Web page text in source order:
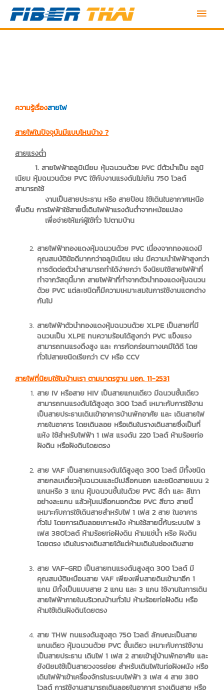
Main
ความรู้เรื่องสายไฟ
สายไฟในปัจจุบันมีแบบไหนบ้าง?
สายแรงต่ำ
1. สายไฟฟ้าอลูมิเนียม หุ้มฉนวนด้วย PVC มีตัวนำเป็น อลูมิ
เนียม หุ้มฉนวนด้วย PVC ใช้กับงานแรงดันไม่เกิน 750 โวลต์
สามารถใช้
งานเป็นสายประธาน หรือ สายป้อน ใช้เดินในอากาศเหนือ
พื้นดิน การไฟฟ้าใช้สายนี้เดินไฟฟ้าแรงดันต่ำจากหม้อแปลง
เพื่อจ่ายให้แก่ผู้ใช้ทั่ว ไปตามบ้าน
สายไฟฟ้าทองแดงหุ้มฉนวนด้วย PVC เนื่องจากทองแดงมี
คุณสมบัติข้อดีมากกว่าอลูมิเนียม เช่น มีความนำไฟฟ้าสูงกว่า
การตัดต่อตัวนำสามารถทำได้ง่ายกว่า จึงนิยมใช้สายไฟฟ้าที่
ทำจากวัสดุนี้มาก สายไฟฟ้าที่ทำจากตัวนำทองแดงหุ้มฉนวน
ด้วย PVC แต่ละชนิดก็มีความเหมาะสมในการใช้งานแตกต่าง
กันไป
สายไฟฟ้าตัวนำทองแดงหุ้มฉนวนด้วย XLPE เป็นสายที่มี
ฉนวนเป็น XLPE ทนความร้อนได้สูงกว่า PVC แข็งแรง
สามารถทนแรงดึงสูง และ การกัดกร่อนทางเคมีได้ดี โดย
ทั่วไปสายชนิดเรียกว่า CV หรือ CCV
สายไฟที่นิยมใช้ในบ้านเรา ตามมาตรฐาน มอก. 11-2531
สาย IV หรือสาย HIV เป็นสายแกนเดียว มีฉนวนชั้นเดียว
สามารถทนแรงดันได้สูงสุด 300 โวลต์ เหมาะกับการใช้งาน
เป็นสายประธานเดินเข้าอาคารบ้านพักอาศัย และ เดินสายไฟ
ภายในอาคาร โดยเดินลอย หรือเดินในรางเดินสายซึ่งเป็นที่
แห้ง ใช้สำหรับไฟฟ้า 1 เฟส แรงดัน 220 โวลต์ ห้ามร้อยท่อ
ฝังดิน หรือฝังดินโดยตรง
สาย VAF เป็นสายทนแรงดันได้สูงสุด 300 โวลต์ มีทั้งชนิด
สายกลมเดี่ยวหุ้มฉนวนและมีเปลือกนอก และชนิดสายแบน 2
แกนหรือ 3 แกน หุ้มฉนวนชั้นในด้วย PVC สีดำ และ สีเทา
อย่างละแกน แล้วหุ้มเปลือกนอกด้วย PVC สีขาว สายนี้
เหมาะกับการใช้เดินสายสำหรับไฟ 1 เฟส 2 สาย ในอาคาร
ทั่วไป โดยการเดินลอยเกาะผนัง ห้ามใช้สายนี้กับระบบไฟ 3
เฟส 380โวลต์ ห้ามร้อยท่อฝังดิน ห้ามแช่น้ำ หรือ ฝังดิน
โดยตรง เดินในรางเดินสายได้แต่ห้ามเดินในช่องเดินสาย
สาย VAF-GRD เป็นสายทนแรงดันสูงสุด 300 โวลต์ มี
คุณสมบัติเหมือนสาย VAF เพียงเพิ่มสายดินเข้ามาอีก 1
แกน มีทั้งเป็นแบบสาย 2 แกน และ 3 แกน ใช้งานในการเดิน
สายไฟฟ้าภายในบริเวณบ้านทั่วไป ห้ามร้อยท่อฝังดิน หรือ
ห้ามใช้เดินฝังดินโดยตรง
สาย THW ทนแรงดันสูงสุด 750 โวลต์ ลักษณะเป็นสาย
แกนเดียว หุ้มฉนวนด้วย PVC ชั้นเดียว เหมาะกับการใช้งาน
เป็นสายประธาน เดินไฟ 1 เฟส 2 สายเข้าสู่บ้านพักอาศัย และ
ยังนิยมใช้เป็นสายวงจรย่อย สำหรับเดินไฟในท่อฝังผนัง หรือ
เดินไฟฟ้าเข้าเครื่องจักรในระบบไฟฟ้า 3 เฟส 4 สาย 380
โวลต์ การใช้งานสามารถเดินลอยในอากาศ รางเดินสาย หรือ